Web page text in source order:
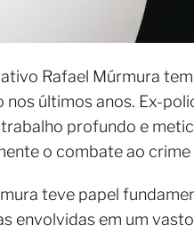
Rafael Múrmura
nos últimos anos. Ex-
profundo e
o combate ao
teve papel
envolvidas em um